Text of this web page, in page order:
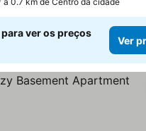
ver os preços
Ver